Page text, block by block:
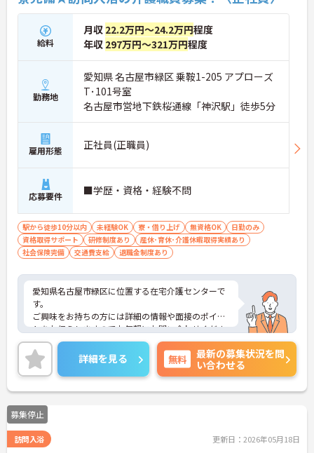
給料
月収 22.2万円～24.2万円程度
年収 297万円～321万円程度
勤務地
愛知県 名古屋市緑区 乗鞍1-205 アプローズ
T･101号室
名古屋市営地下鉄桜通線「神沢駅」徒歩5分
雇用形態 正社員(正職員)
応募要件 ■学歴・資格・経験不問
駅から徒歩10分以内 未経験OK 寮・借り上げ 無資格OK
日勤のみ
資格取得サポート
研修制度あり
産休･育休･介護休暇取得実績あり
社会保険完備
交通費支給 退職金制度あり
愛知県名古屋市緑区に位置する在宅介護センターで
す。
ご興味をお持ちの方には詳細の情報や面接のポイン
トをお伝えしますのでお気軽にお問い合わせくださ
いませ。
詳細を見る 無料
最新の募集状況を問
い合わせる
募集停止
訪問入浴 更新日：2026年05月18日